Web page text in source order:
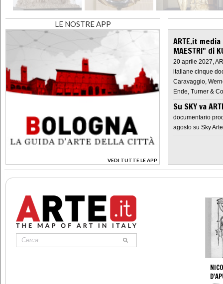
LE NOSTRE APP
VEDI TUTTE LE APP
>
ARTE.it
MAESTRI" di
20 aprile 2027,
italiane cinque
Caravaggio,
Ende, Turner &
Su SKY va
documentario
agosto su Sky Arte